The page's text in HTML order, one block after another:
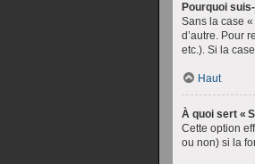
Pourquoi
Sans la case
d’autre. Pour
etc.). Si la
Haut
À quoi sert «
Cette option
ou non) si la